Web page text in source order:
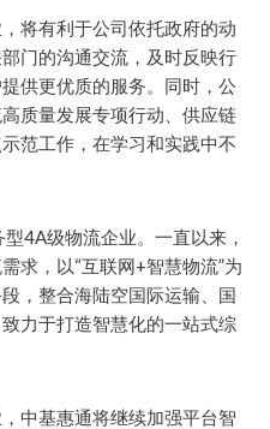
将有利于公司依托政府的动
门的沟通交流，及时反映行
供更优质的服务。同时，公
质量发展专项行动、供应链
范工作，在学习和实践中不
4A级物流企业。一直以来，
求，以“互联网+智慧物流”为
，整合海陆空国际运输、国
力于打造智慧化的一站式综
中基惠通将继续加强平台智